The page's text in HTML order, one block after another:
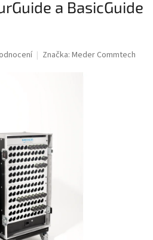
a BasicGuide
Značka: Meder Commtech